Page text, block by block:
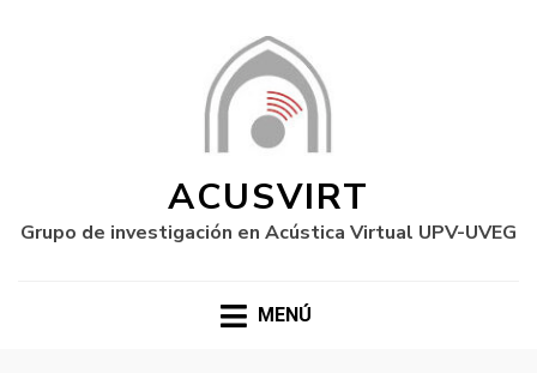
ACUSVIRT
Grupo de investigación en Acústica Virtual UPV-UVEG
MENÚ